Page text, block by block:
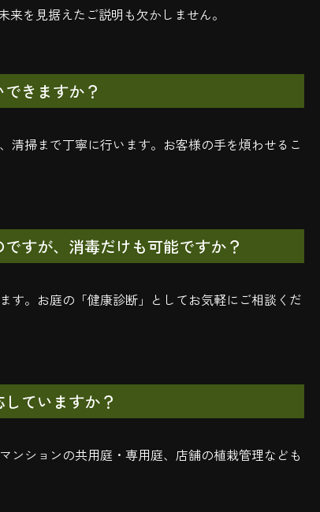
を見据えたご説明も欠かしません。
きますか？
清掃まで丁寧に行います。お客様の手を煩わせるこ
すが、消毒だけも可能ですか？
す。お庭の「健康診断」としてお気軽にご相談くだ
ていますか？
ンションの共用庭・専用庭、店舗の植栽管理なども